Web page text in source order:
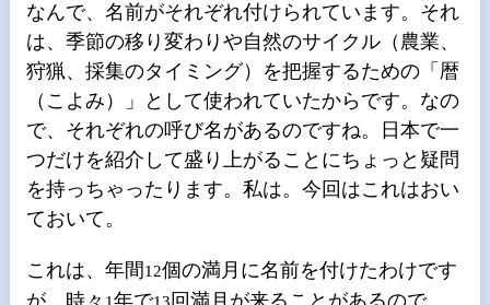
なんで、名前がそれぞれ付けられています。それ
は、季節の移り変わりや自然のサイクル（農業、
狩猟、採集のタイミング）を把握するための「暦
（こよみ）」として使われていたからです。なの
で、それぞれの呼び名があるのですね。日本で一
つだけを紹介して盛り上がることにちょっと疑問
を持っちゃったります。私は。今回はこれはおい
ておいて。
これは、年間12個の満月に名前を付けたわけです
が、時々 年で 回満月が来ることがあるので